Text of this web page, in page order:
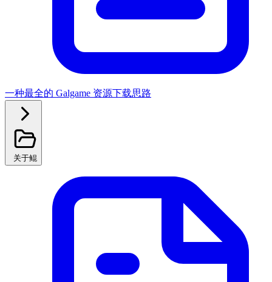
一种最全的 Galgame 资源下载思路
关于鲲